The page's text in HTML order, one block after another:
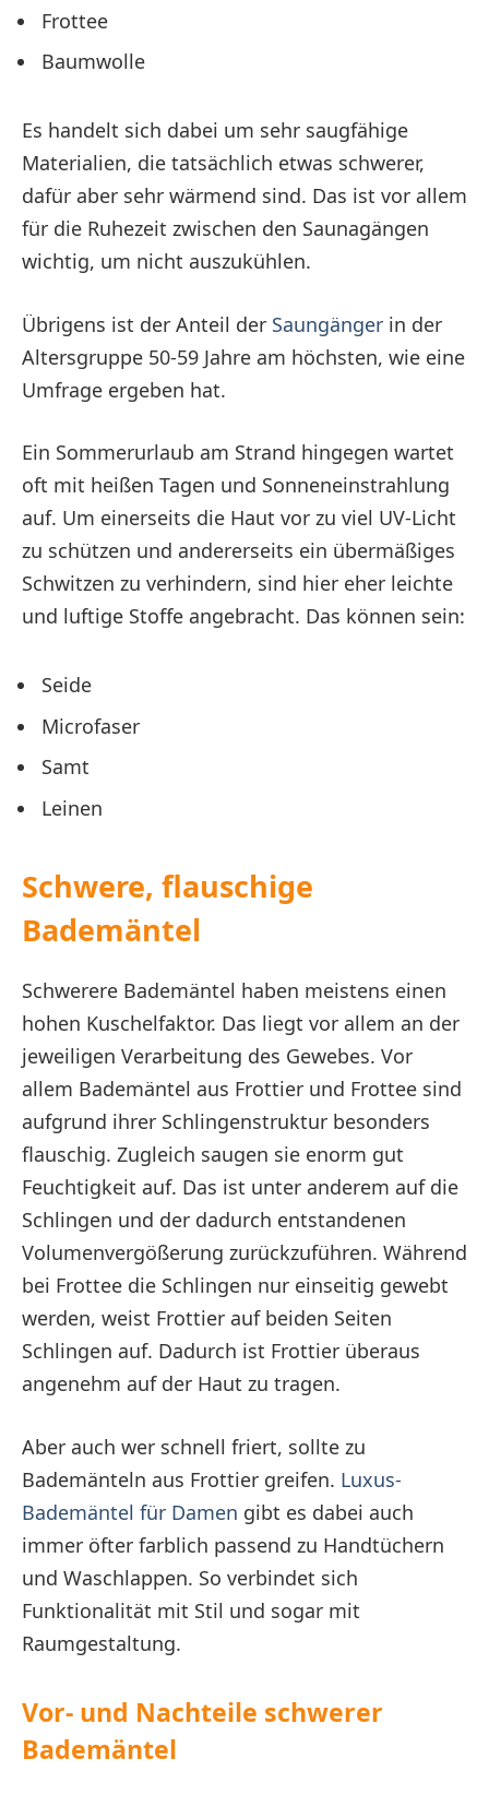
Frottee
Baumwolle
Es handelt sich dabei um sehr saugfähige
Materialien, die tatsächlich etwas schwerer,
dafür aber sehr wärmend sind. Das ist vor allem
für die Ruhezeit zwischen den Saunagängen
wichtig, um nicht auszukühlen.
Übrigens ist der Anteil der Saungänger in der
Altersgruppe 50-59 Jahre am höchsten, wie eine
Umfrage ergeben hat.
Ein Sommerurlaub am Strand hingegen wartet
oft mit heißen Tagen und Sonneneinstrahlung
auf. Um einerseits die Haut vor zu viel UV-Licht
zu schützen und andererseits ein übermäßiges
Schwitzen zu verhindern, sind hier eher leichte
und luftige Stoffe angebracht. Das können sein:
Seide
Microfaser
Samt
Leinen
Schwere, flauschige
Bademäntel
Schwerere Bademäntel haben meistens einen
hohen Kuschelfaktor. Das liegt vor allem an der
jeweiligen Verarbeitung des Gewebes. Vor
allem Bademäntel aus Frottier und Frottee sind
aufgrund ihrer Schlingenstruktur besonders
flauschig. Zugleich saugen sie enorm gut
Feuchtigkeit auf. Das ist unter anderem auf die
Schlingen und der dadurch entstandenen
Volumenvergößerung zurückzuführen. Während
bei Frottee die Schlingen nur einseitig gewebt
werden, weist Frottier auf beiden Seiten
Schlingen auf. Dadurch ist Frottier überaus
angenehm auf der Haut zu tragen.
Aber auch wer schnell friert, sollte zu
Bademänteln aus Frottier greifen. Luxus-
Bademäntel für Damen gibt es dabei auch
immer öfter farblich passend zu Handtüchern
und Waschlappen. So verbindet sich
Funktionalität mit Stil und sogar mit
Raumgestaltung.
Vor- und Nachteile schwerer
Bademäntel